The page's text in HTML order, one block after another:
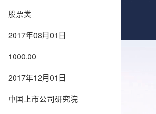
股票类
2017年08月01日
1000.00
2017年12月01日
中国上市公司研究院